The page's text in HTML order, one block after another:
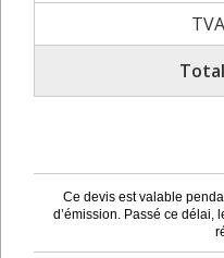
TVA
Total
Ce devis est valable
d’émission. Passé ce délai,